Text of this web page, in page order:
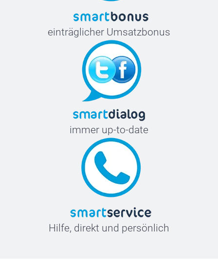
einträglicher Umsatzbonus
immer up-to-date
Hilfe, direkt und persönlich